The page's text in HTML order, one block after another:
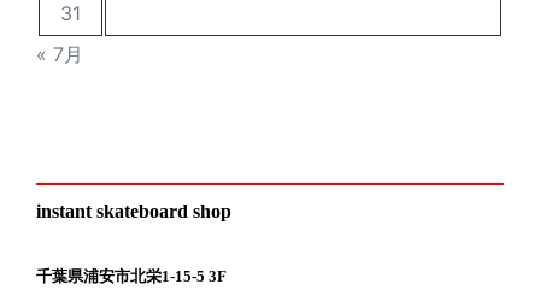
31
« 7月
instant skateboard shop
千葉県浦安市北栄1-15-5 3F